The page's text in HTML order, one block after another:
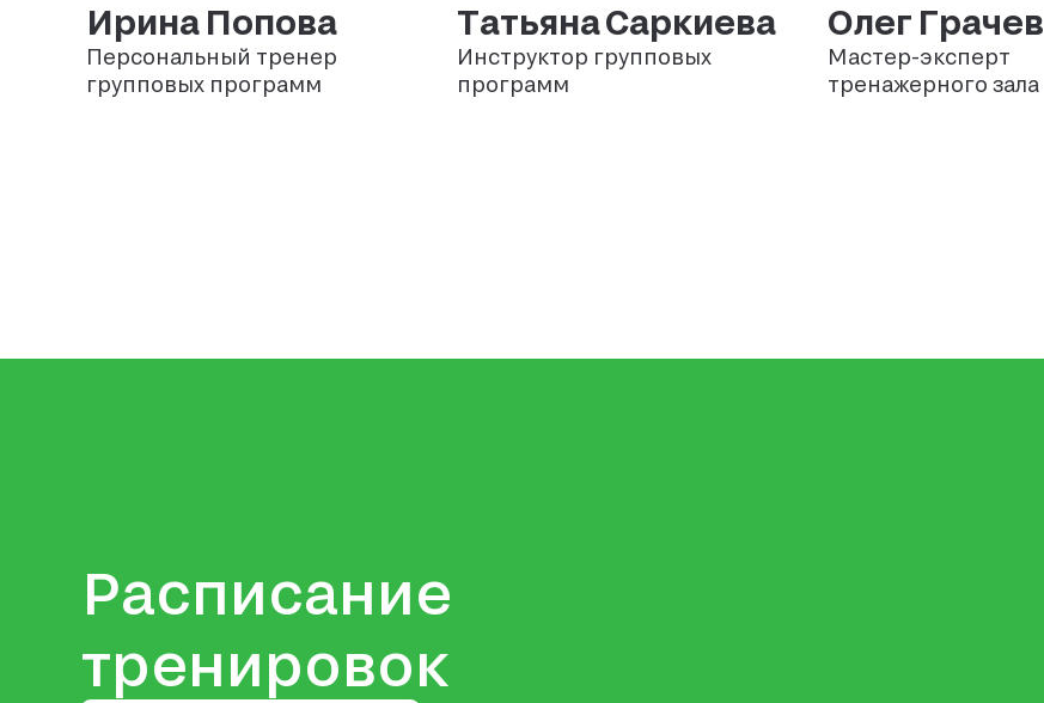
Ирина Попова
Персональный тренер
групповых программ
ТатьянаСаркиева
Инструктор групповых
программ
Олег Грачев
Мастер-эксперт
тренажерного зала
Расписание
тренировок